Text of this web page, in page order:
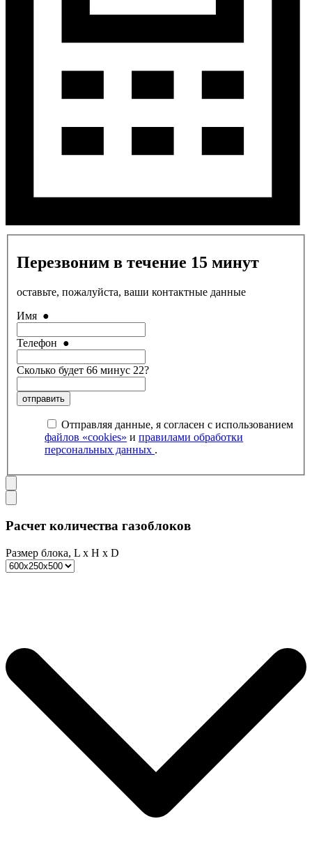
Перезвоним в течение 15 минут
оставьте, пожалуйста, ваши контактные данные
Имя ●
Телефон ●
Сколько будет 66 минус 22?
отправить
Отправляя данные, я согласен с использованием
файлов «cookies» и правилами обработки
персональных данных .
Расчет количества газоблоков
Размер блока, L x H x D